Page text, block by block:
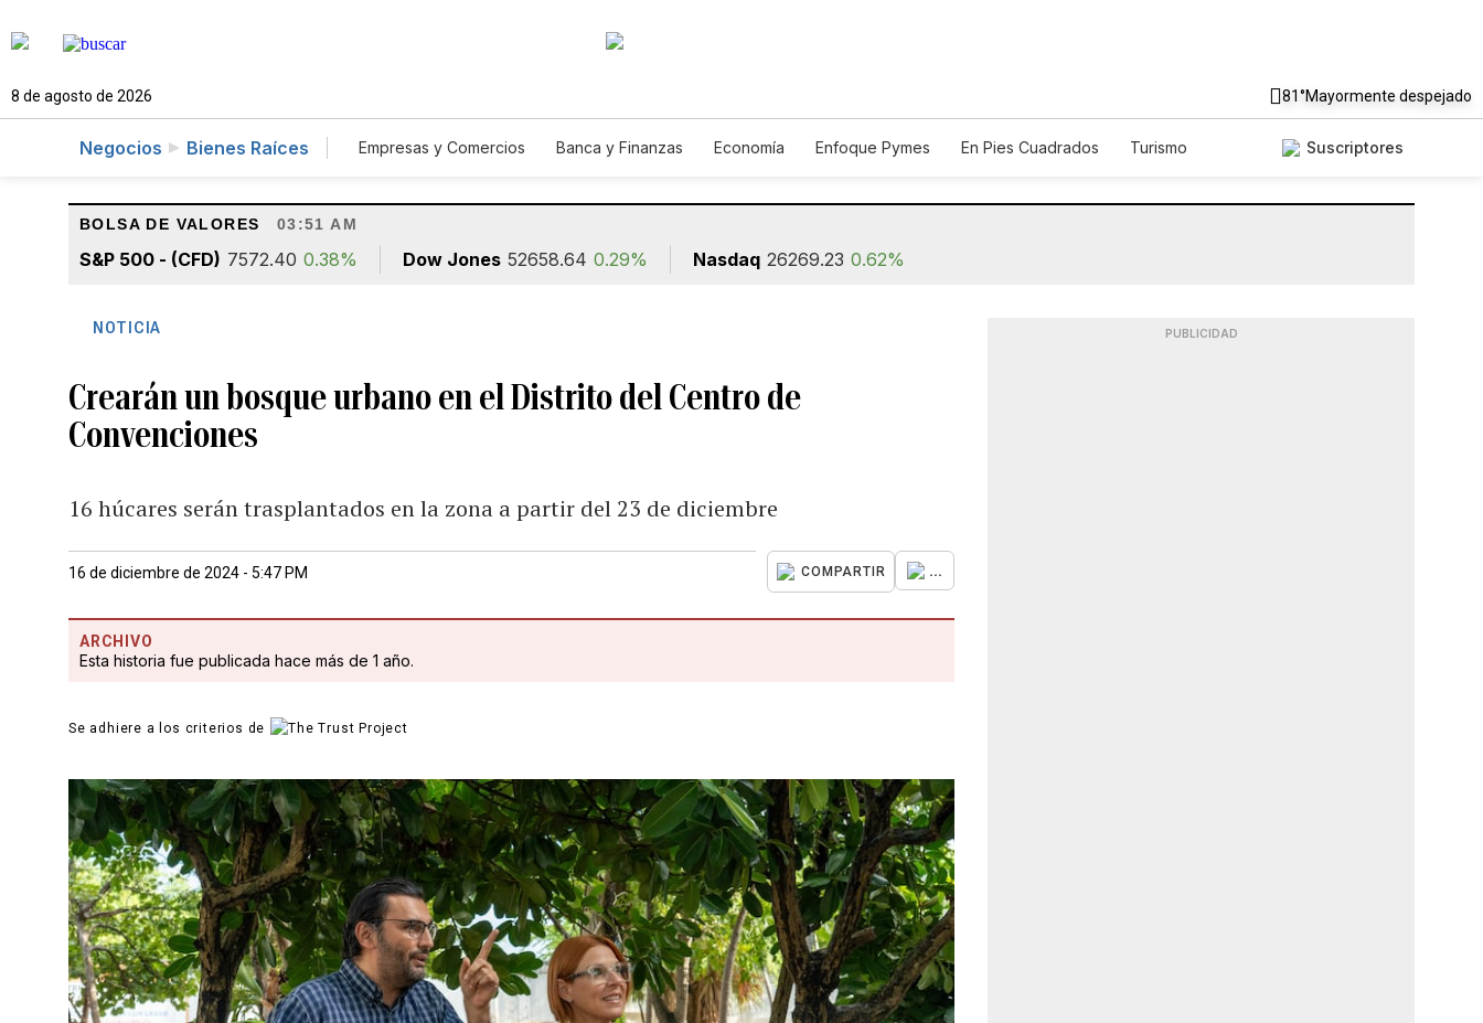
8 de agosto de 2026 81°Mayormente despejado
Negocios Bienes Raíces Empresas y Comercios Banca y Finanzas Economía Enfoque Pymes En Pies Cuadrados
Turismo
Suscriptores
BOLSA DE VALORES 03:51 AM
S&P 500 - (CFD) 7572.40 0.38% Dow Jones 52658.64 0.29% Nasdaq 26269.23 0.62%
NOTICIA
Crearán un bosque urbano en el Distrito del Centro de
Convenciones
16 húcares serán trasplantados en la zona a partir del 23 de diciembre
16 de diciembre de 2024 - 5:47 PM COMPARTIR ...
ARCHIVO
Esta historia fue publicada hace más de 1 año.
Se adhiere a los criterios de
PUBLICIDAD